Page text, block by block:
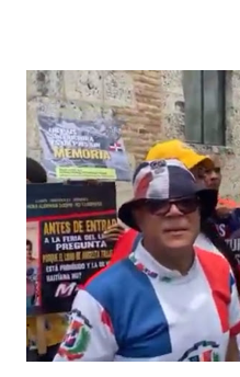
menciona mucho la
nunca se trae a la memoria
nuestro país durante el
fue la poblada del 24 abril de
de abril de 1984 fue una
23, 24 y 25 de abril de 1984
el gobierno de Salvador
Revolucionario Dominicano
los alimentos de primera